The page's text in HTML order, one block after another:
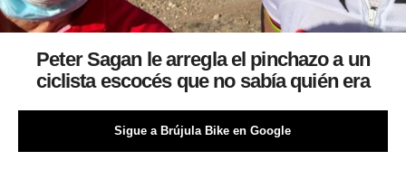
Peter Sagan le arregla el pinchazo a un
ciclista escocés que no sabía quién era
Sigue a Brújula Bike en Google